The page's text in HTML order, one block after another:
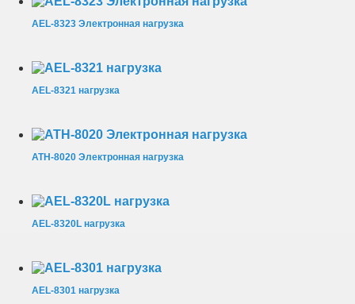
AEL-8323 Электронная нагрузка
AEL-8321 нагрузка
АТН-8020 Электронная нагрузка
AEL-8320L нагрузка
AEL-8301 нагрузка